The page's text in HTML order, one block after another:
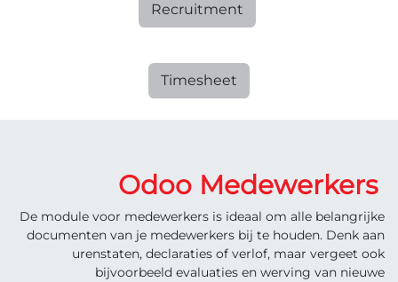
Recruitment
Timesheet
Odoo Medewerkers
De module voor medewerkers is ideaal om alle belangrijke
documenten van je medewerkers bij te houden. Denk aan
urenstaten, declaraties of verlof, maar vergeet ook
bijvoorbeeld evaluaties en werving van nieuwe